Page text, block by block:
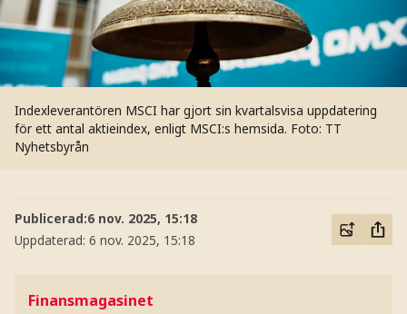
Indexleverantören MSCI har gjort sin kvartalsvisa uppdatering
för ett antal aktieindex, enligt MSCI:s hemsida. Foto: TT
Nyhetsbyrån
Publicerad:6 nov. 2025, 15:18
Uppdaterad: 6 nov. 2025, 15:18
Finansmagasinet